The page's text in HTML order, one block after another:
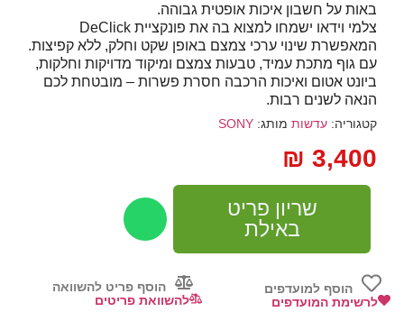
באות על חשבון איכות אופטית גבוהה.
צלמי וידאו ישמחו למצוא בה את פונקציית DeClick
המאפשרת שינוי ערכי צמצם באופן שקט וחלק, ללא קפיצות.
עם גוף מתכת עמיד, טבעות צמצם ומיקוד מדויקות וחלקות,
ביונט אטום ואיכות הרכבה חסרת פשרות – מובטחת לכם
הנאה לשנים רבות.
קטגוריה: עדשות מותג: SONY
₪ 3,400
שריון פריט
באילת
הוסף למועדפים
לרשימת המועדפים
הוסף פריט להשוואה
להשוואת פריטים